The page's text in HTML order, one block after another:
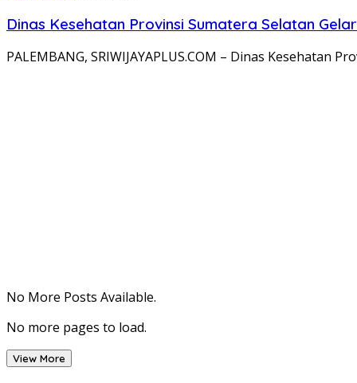
Dinas Kesehatan Provinsi Sumatera Selatan
PALEMBANG, SRIWIJAYAPLUS.COM – Dinas
No More Posts Available.
No more pages to load.
View More